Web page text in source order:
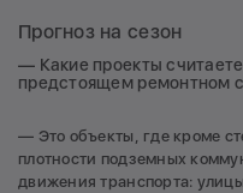
Прогноз на сезон
— Какие проекты
предстоящем ремонтном
— Это объекты, где кроме
плотности подземных
движения транспорта: